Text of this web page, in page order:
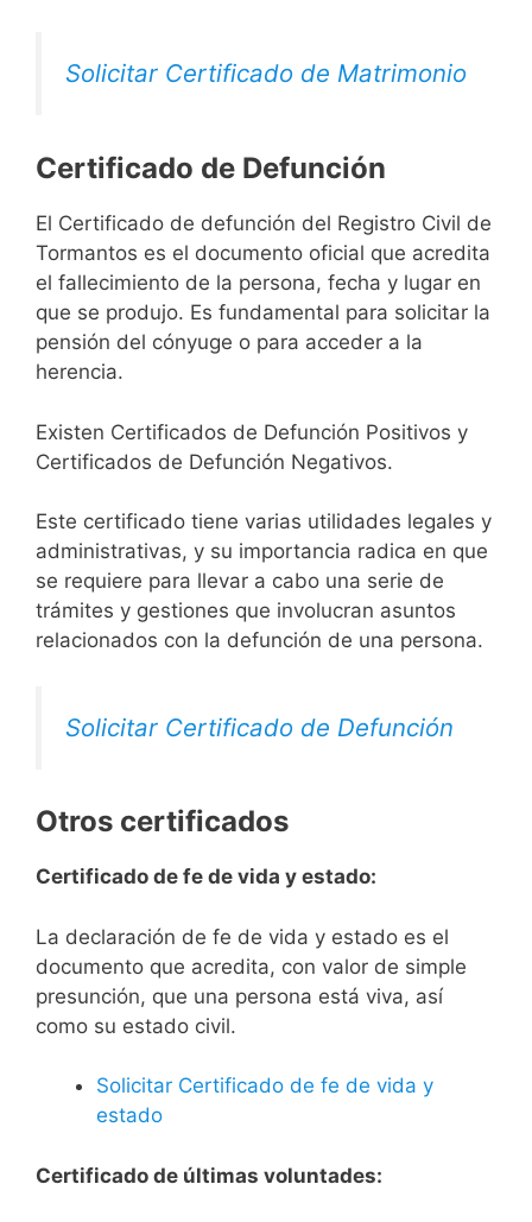
Solicitar Certificado de Matrimonio
Certificado de Defunción
El Certificado de defunción del Registro Civil de
Tormantos es el documento oficial que acredita
el fallecimiento de la persona, fecha y lugar en
que se produjo. Es fundamental para solicitar la
pensión del cónyuge o para acceder a la
herencia.
Existen Certificados de Defunción Positivos y
Certificados de Defunción Negativos.
Este certificado tiene varias utilidades legales y
administrativas, y su importancia radica en que
se requiere para llevar a cabo una serie de
trámites y gestiones que involucran asuntos
relacionados con la defunción de una persona.
Solicitar Certificado de Defunción
Otros certificados
Certificado de fe de vida y estado:
La declaración de fe de vida y estado es el
documento que acredita, con valor de simple
presunción, que una persona está viva, así
como su estado civil.
Solicitar Certificado de fe de vida y
estado
Certificado de últimas voluntades: